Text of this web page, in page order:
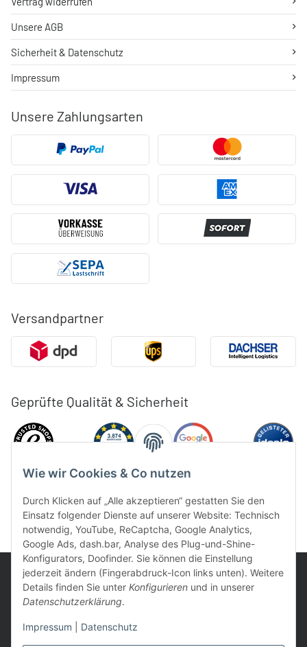
Wie wir Cookies & Co nutzen
Durch Klicken auf „Alle akzeptieren“ gestatten Sie den
Einsatz folgender Dienste auf unserer Website: Technisch
notwendig, YouTube, ReCaptcha, Google Analytics,
Google Ads, dash.bar, Analyse des Plug-und-Shine-
Konfigurators, Doofinder. Sie können die Einstellung
jederzeit ändern (Fingerabdruck-Icon links unten). Weitere
Details finden Sie unter Konfigurieren und in unserer
Datenschutzerklärung.
Impressum Datenschutz
Unsere Zahlungsarten
Versandpartner
Geprüfte Qualität & Sicherheit
Unsere AGB
Sicherheit & Datenschutz
Impressum
UVP: Ist die unverbindliche Preisempfehlung des Herstellers für